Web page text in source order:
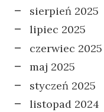
sierpień 2025
lipiec 2025
czerwiec 2025
maj 2025
styczeń 2025
listopad 2024